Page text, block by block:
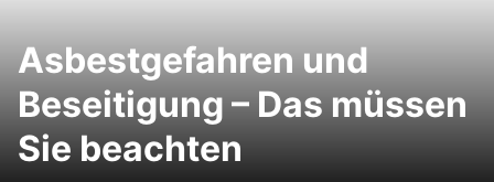
Asbestgefahren und
Beseitigung – Das müssen
Sie beachten